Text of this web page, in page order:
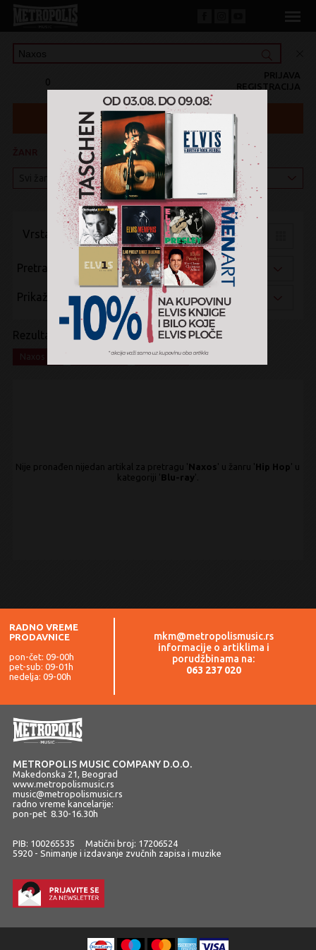
0 REGISTRACIJA
PRIJAVA
KATEGORIJA
Vrsta pregleda:
Pretraži po:
Prikaži po:
Rezultati pretrage:
x Blu-ray x
Nije pronađen nijedan artikal za pretragu 'Naxos ' u žanru 'Hip Hop' u
kategoriji 'Blu-ray'.
RADNO VREME
PRODAVNICE
pon-čet: 09-00h
pet-sub: 09-01h
nedelja: 09-00h
mkm@metropolismusic.rs
informacije o artiklima i
porudžbinama na:
063 237 020
METROPOLIS MUSIC COMPANY D.O.O.
Makedonska 21, Beograd
www.metropolismusic.rs
music@metropolismusic.rs
radno vreme kancelarije:
pon-pet 8.30-16.30h
PIB: 100265535 Matični broj: 17206524
5920 - Snimanje i izdavanje zvučnih zapisa i muzike